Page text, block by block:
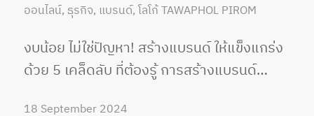
ออนไลน์, ธุรกิจ, แบรนด์, โลโก้ TAWAPHOL PIROM
งบน้อย ไม่ใช่ปัญหา! สร้างแบรนด์ ให้แข็งแกร่ง
ด้วย 5 เคล็ดลับ ที่ต้องรู้ การสร้างแบรนด์…
18 September 2024